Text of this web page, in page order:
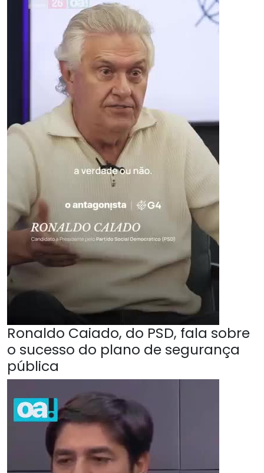
Ronaldo Caiado, do PSD, fala sobre
o sucesso do plano de segurança
pública